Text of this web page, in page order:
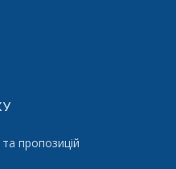
пропозицій